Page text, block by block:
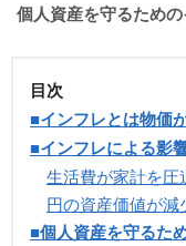
個人資産を守るため
目次
■インフレとは物価
■インフレによる影
生活費が家計を圧
円の資産価値が減
■個人資産を守るた